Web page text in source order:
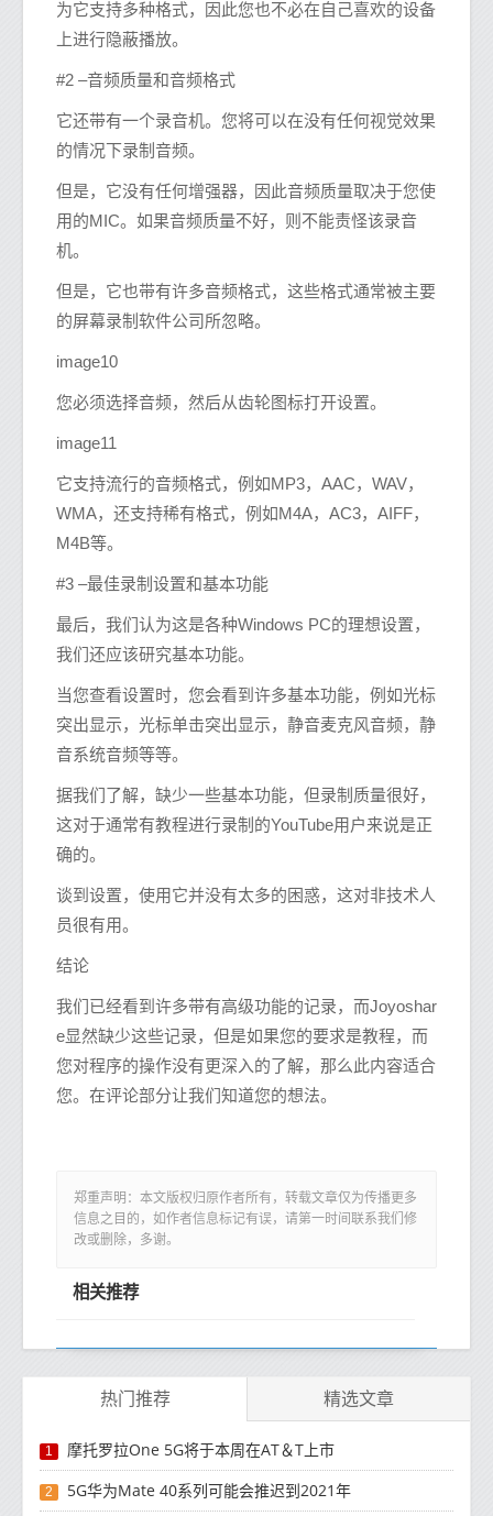
为它支持多种格式，因此您也不必在自己喜欢的设备
上进行隐蔽播放。
#2 –音频质量和音频格式
它还带有一个录音机。您将可以在没有任何视觉效果
的情况下录制音频。
但是，它没有任何增强器，因此音频质量取决于您使
用的MIC。如果音频质量不好，则不能责怪该录音
机。
但是，它也带有许多音频格式，这些格式通常被主要
的屏幕录制软件公司所忽略。
image10
您必须选择音频，然后从齿轮图标打开设置。
image11
它支持流行的音频格式，例如MP3，AAC，WAV，
WMA，还支持稀有格式，例如M4A，AC3，AIFF，
M4B等。
#3 –最佳录制设置和基本功能
最后，我们认为这是各种Windows PC的理想设置，
我们还应该研究基本功能。
当您查看设置时，您会看到许多基本功能，例如光标
突出显示，光标单击突出显示，静音麦克风音频，静
音系统音频等等。
据我们了解，缺少一些基本功能，但录制质量很好，
这对于通常有教程进行录制的YouTube用户来说是正
确的。
谈到设置，使用它并没有太多的困惑，这对非技术人
员很有用。
结论
我们已经看到许多带有高级功能的记录，而Joyoshar
e显然缺少这些记录，但是如果您的要求是教程，而
您对程序的操作没有更深入的了解，那么此内容适合
您。在评论部分让我们知道您的想法。
郑重声明：本文版权归原作者所有，转载文章仅为传播更多
信息之目的，如作者信息标记有误，请第一时间联系我们修
改或删除，多谢。
相关推荐
热门推荐 精选文章
1 摩托罗拉One 5G将于本周在AT＆T上市
2 5G华为Mate 40系列可能会推迟到2021年